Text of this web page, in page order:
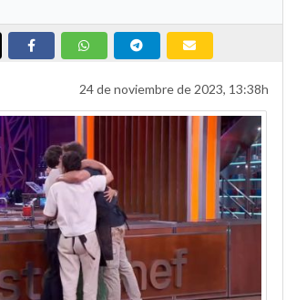
24 de noviembre de 2023, 13:38h